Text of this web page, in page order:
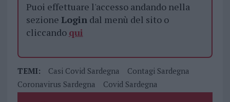
Puoi effettuare l'accesso andando nella
sezione Logindal menù del sito o
cliccando qui
TEMI: Casi Covid Sardegna
Contagi Sardegna
Coronavirus Sardegna
Covid Sardegna